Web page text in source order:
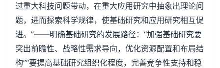
过重大科技问题带动，在重大应用研究中抽象出理论问
题，进而探索科学规律，使基础研究和应用研究相互促
进。”——明确基础研究的发展路径：“加强基础研究要
突出前瞻性、战略性需求导向，优化资源配置和布局结
构”“要提高基础研究组织化程度，完善竞争性支持和稳